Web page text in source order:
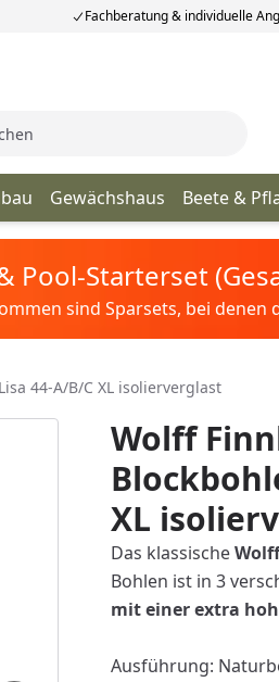
Fachberatung & individuelle
Gewächshaus Beete &
Pool-Starterset
sind Sparsets, bei
44-A/B/C XL isolierverglast
Wolff
XL
Das klassische
Bohlen ist in 3
mit einer extra
Ausführung: